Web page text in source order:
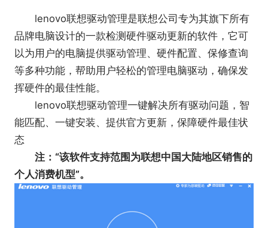
lenovo联想驱动管理是联想公司专为其旗下所有
品牌电脑设计的一款检测硬件驱动更新的软件，它可
以为用户的电脑提供驱动管理、硬件配置、保修查询
等多种功能，帮助用户轻松的管理电脑驱动，确保发
挥硬件的最佳性能。
lenovo联想驱动管理一键解决所有驱动问题，智
能匹配、一键安装、提供官方更新，保障硬件最佳状
态
注：“该软件支持范围为联想中国大陆地区销售的
个人消费机型”。